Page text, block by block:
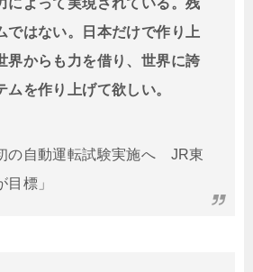
によって実現されている。残
ではない。日本だけで作り上
界からも力を借り、世界に誇
ムを作り上げて欲しい。
の自動運転試験実施へ JR東
目標」